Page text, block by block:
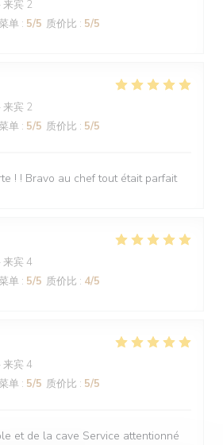
宾 2
单 : 5/5 质价比 : 5/5
宾 2
单 : 5/5 质价比 : 5/5
! ! Bravo au chef tout était parfait
宾 4
单 : 5/5 质价比 : 4/5
宾 4
单 : 5/5 质价比 : 5/5
et de la cave Service attentionné